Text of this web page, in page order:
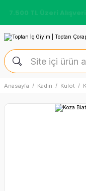
7.500 TL Üzeri
Anasayfa Kadın Külot